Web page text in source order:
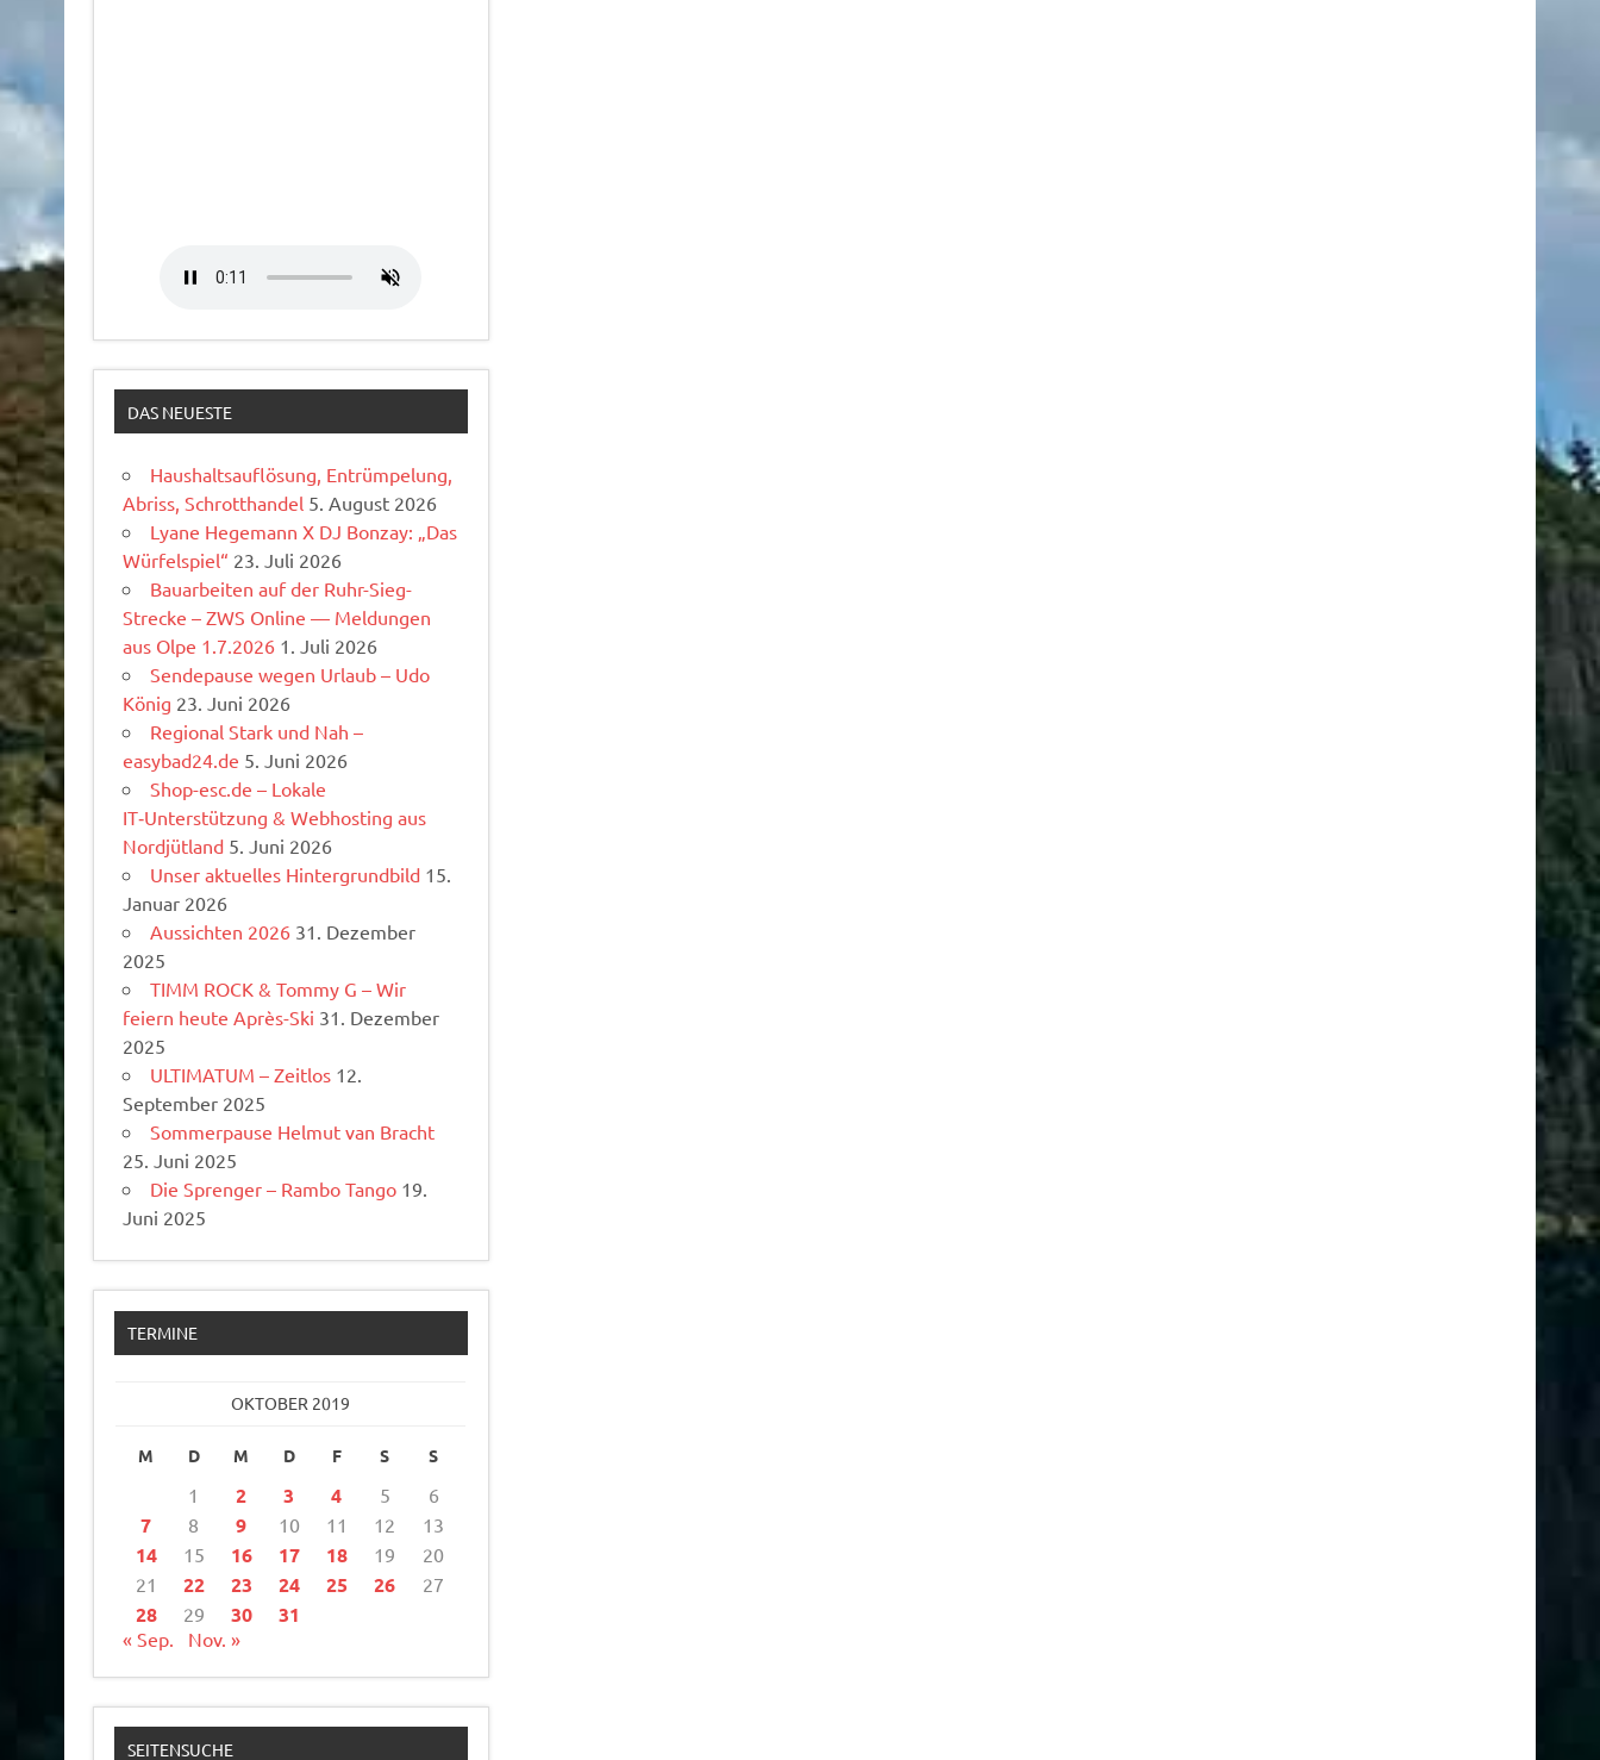
DAS NEUESTE
Haushaltsauflösung, Entrümpelung,
Abriss, Schrotthandel 5. August 2026
Lyane Hegemann X DJ Bonzay: „Das
Würfelspiel“ 23. Juli 2026
Bauarbeiten auf der Ruhr-Sieg-
Strecke – ZWS Online — Meldungen
aus Olpe 1.7.2026 1. Juli 2026
Sendepause wegen Urlaub – Udo
König 23. Juni 2026
Regional Stark und Nah –
easybad24.de 5. Juni 2026
Shop-esc.de – Lokale
IT‑Unterstützung & Webhosting aus
Nordjütland 5. Juni 2026
Unser aktuelles Hintergrundbild 15.
Januar 2026
Aussichten 2026 31. Dezember
2025
TIMM ROCK & Tommy G – Wir
feiern heute Après-Ski 31. Dezember
2025
ULTIMATUM – Zeitlos 12.
September 2025
Sommerpause Helmut van Bracht
25. Juni 2025
Die Sprenger – Rambo Tango 19.
Juni 2025
TERMINE
OKTOBER 2019
M D M D F S S
1 2 3 4 5 6
7 8 9 10 11 12 13
14 15 16 17 18 19
20
21
22 23 24 25 26 27
28 29 30 31
« Sep. Nov. »
SEITENSUCHE